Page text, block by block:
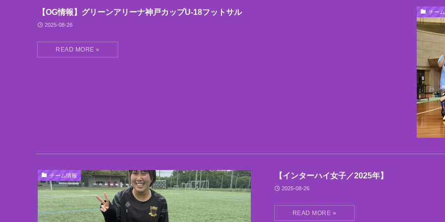
チー
【OG情報】グリーンアリーナ神戸カップU-18フットサル
2025-08-26
チーム情報 【インターハイ女子／2025年】
2025-08-26